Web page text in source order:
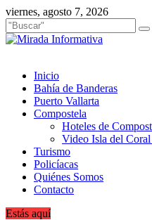
Saltar
al
contenido
viernes, agosto 7, 2026
Inicio
Bahía de Banderas
Puerto Vallarta
Compostela
Hoteles de
Video Isla del
Turismo
Policíacas
Quiénes Somos
Contacto
Estás aquí